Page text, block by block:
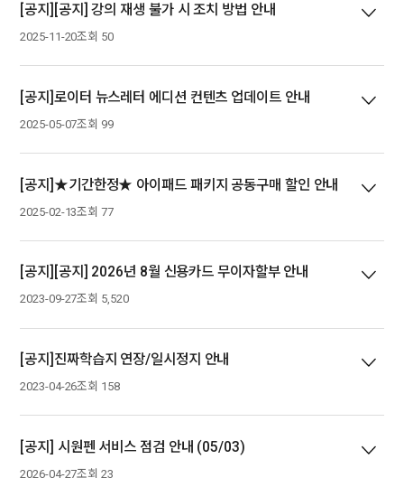
[공지][공지] 강의 재생 불가 시 조치 방법 안내
2025-11-20조회 50
[공지]로이터 뉴스레터 에디션 컨텐츠 업데이트 안내
2025-05-07조회 99
[공지]★기간한정★ 아이패드 패키지 공동구매 할인 안내
2025-02-13조회 77
[공지][공지] 2026년 8월 신용카드 무이자할부 안내
2023-09-27조회 5,520
[공지]진짜학습지 연장/일시정지 안내
2023-04-26조회 158
[공지] 시원펜 서비스 점검 안내 (05/03)
2026-04-27조회 23